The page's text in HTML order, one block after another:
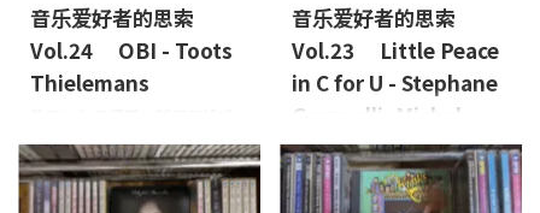
音乐爱好者的思索
Vol.24 OBI - Toots
Thielemans
花，后来我才意识到，我被这
样的温度包围着，以至于我不
得不在一天中的任何时候喝啤
音乐爱好者的思索
Vol.23 Little Peace
in C for U - Stephane
Grappelli, Michel
Petrucciani
春天 我已经开始写春天了，
但因为太忙，还没写完雨季就